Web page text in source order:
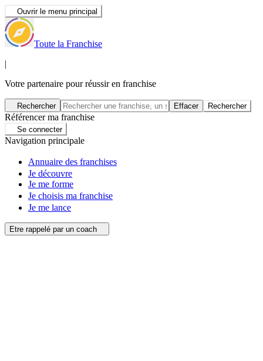
Ouvrir le menu principal
Toute la Franchise
|
Votre partenaire pour réussir en franchise
Rechercher Effacer Rechercher
Référencer ma franchise
Se connecter
Navigation principale
Annuaire des franchises
Je découvre
Je me forme
Je choisis ma franchise
Je me lance
Etre rappelé par un coach